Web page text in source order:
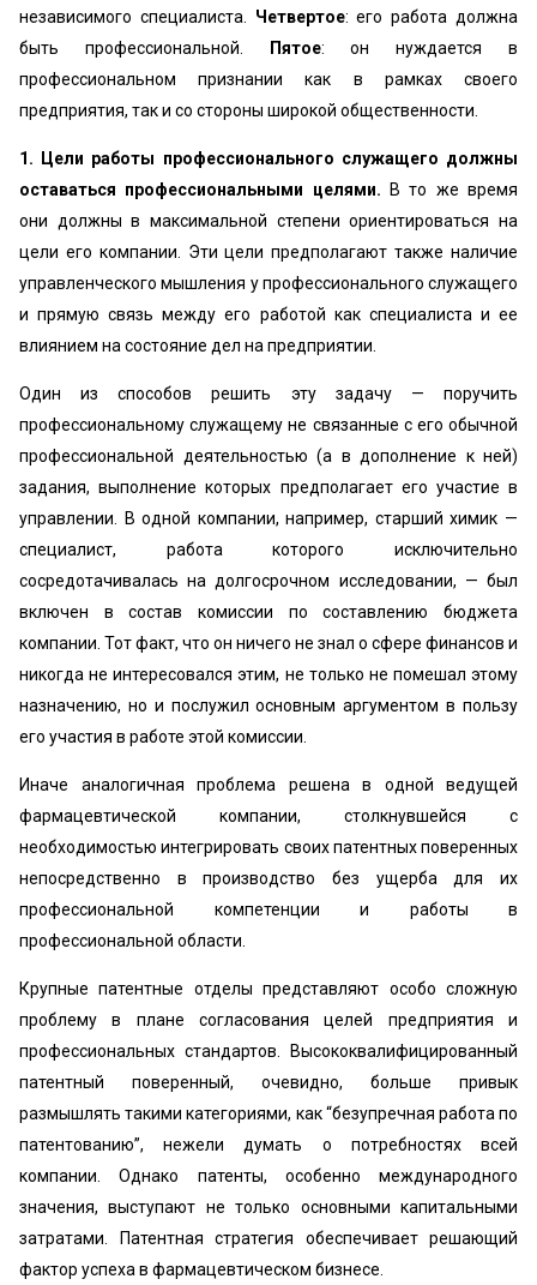
независимого специалиста. Четвертое: его работа должна
быть профессиональной.
Пятое: он нуждается в
профессиональном признании как в рамках своего
предприятия, так и со стороны широкой общественности.
1. Цели работы профессионального служащего должны
оставаться профессиональными целями.
В то же время
они должны в максимальной степени ориентироваться на
цели его компании. Эти цели предполагают также наличие
управленческого мышления у профессионального служащего
и прямую связь между его работой как специалиста и ее
влиянием на состояние дел на предприятии.
Один из способов решить эту задачу — поручить
профессиональному служащему не связанные с его обычной
профессиональной деятельностью (а в дополнение к ней)
задания, выполнение которых предполагает его участие в
управлении. В одной компании, например, старший химик —
специалист, работа которого исключительно
сосредотачивалась на долгосрочном исследовании, — был
включен в состав комиссии по составлению бюджета
компании. Тот факт, что он ничего не знал о сфере финансов и
никогда не интересовался этим, не только не помешал этому
назначению, но и послужил основным аргументом в пользу
его участия в работе этой комиссии.
Иначе аналогичная проблема решена в одной ведущей
фармацевтической компании, столкнувшейся с
необходимостью интегрировать своих патентных поверенных
непосредственно в производство без ущерба для их
профессиональной компетенции и работы в
профессиональной области.
Крупные патентные отделы представляют особо сложную
проблему в плане согласования целей предприятия и
профессиональных стандартов. Высококвалифицированный
патентный поверенный, очевидно, больше привык
размышлять такими категориями, как “безупречная работа по
патентованию”, нежели думать о потребностях всей
компании. Однако патенты, особенно международного
значения, выступают не только основными капитальными
затратами. Патентная стратегия обеспечивает решающий
фактор успеха в фармацевтическом бизнесе.